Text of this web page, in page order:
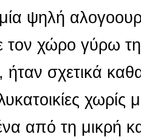
ψηλή
τον χώρο γύρω
σχετικά
χωρίς
από τη μικρή